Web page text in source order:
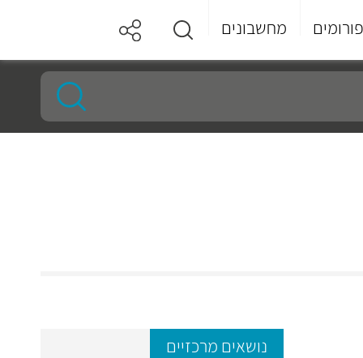
פורומים מחשבונים
נושאים מרכזיים